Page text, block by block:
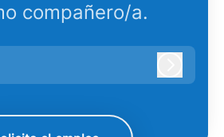
compañero/a.